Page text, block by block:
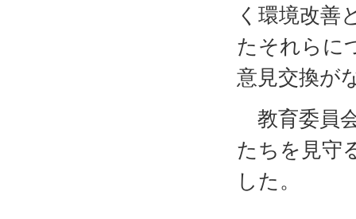
く環境改善
たそれらに
意見交換が
教育委員
たちを見守
した。